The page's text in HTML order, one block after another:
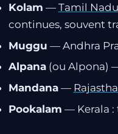
Kolam — Tamil Nadu
continues, souvent
Muggu — Andhra
Alpana(ou Alpona)
Mandana—
Pookalam — Kerala :